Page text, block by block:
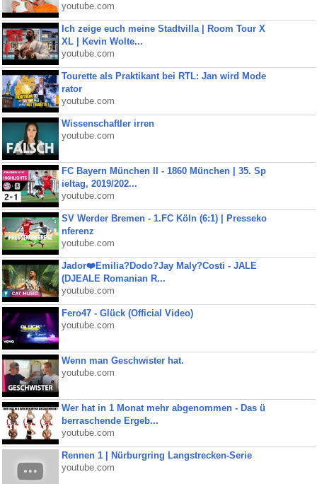
youtube.com
Ich zeige euch meine Stadtvilla | Room Tour X
XL | Kevin Wolte...
youtube.com
Tourette als Praktikant bei RTL: Jan wird Mode
rator
youtube.com
Wissenschaftler irren
youtube.com
FC Bayern München II - 1860 München | 35. Sp
ieltag, 2019/202...
youtube.com
SV Werder Bremen - 1.FC Köln (6:1) | Presseko
nferenz
youtube.com
Jador❤️Emilia?Dodo?Jay Maly?Costi - JALE
(DJEALE Romanian R...
youtube.com
Fero47 - Glück (Official Video)
youtube.com
Wenn man Geschwister hat.
youtube.com
Wer hat in 1 Monat mehr abgenommen - Das ü
berraschende Ergeb...
youtube.com
Rennen 1 | Nürburgring Langstrecken-Serie
youtube.com